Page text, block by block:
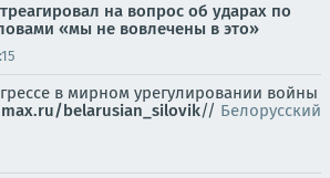
на вопрос об ударах по
«мы не вовлечены в это»
в мирном урегулировании войны
belarusian_silovik// Белорусский